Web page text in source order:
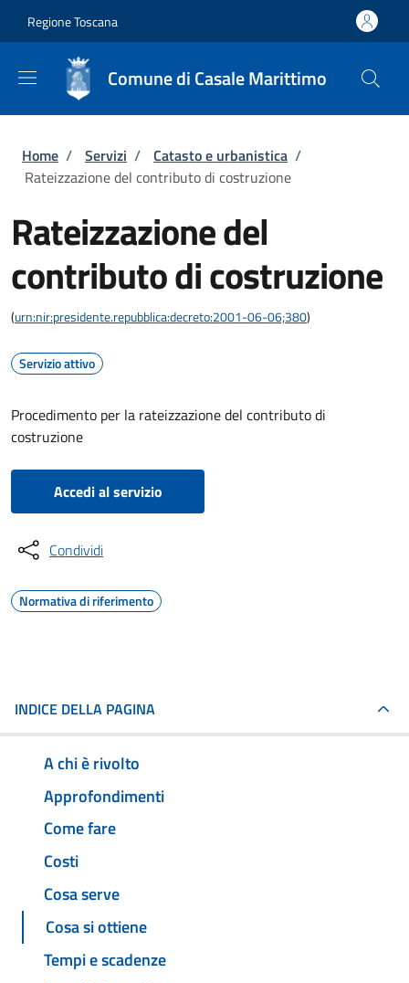
Regione Toscana
Comune di Casale Marittimo
Briciole di pane
Home / Servizi / Catasto e urbanistica /
Rateizzazione del contributo di costruzione
Rateizzazione del
contributo di costruzione
(urn:nir:presidente.repubblica:decreto:2001-06-06;380)
Servizio attivo
Procedimento per la rateizzazione del contributo di
costruzione
Accedi al servizio
Condividi
Normativa di riferimento
INDICE DELLA PAGINA
A chi è rivolto
Approfondimenti
Come fare
Costi
Cosa serve
Cosa si ottiene
Tempi e scadenze